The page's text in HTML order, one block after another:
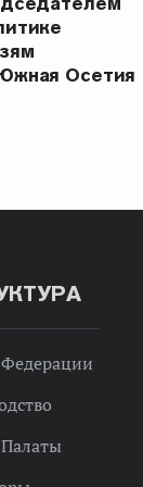
Осетия
Федерации